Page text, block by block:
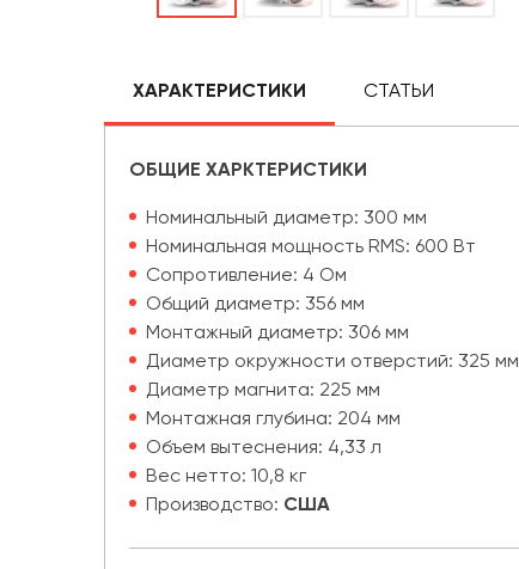
ХАРАКТЕРИСТИКИ СТАТЬИ
ОБЩИЕ ХАРКТЕРИСТИКИ
Номинальный диаметр: 300 мм
Номинальная мощность RMS: 600 Вт
Сопротивление: 4 Ом
Общий диаметр: 356 мм
Монтажный диаметр: 306 мм
Диаметр окружности отверстий: 325 мм
Диаметр магнита: 225 мм
Монтажная глубина: 204 мм
Объем вытеснения: 4,33 л
Вес нетто: 10,8 кг
Производство: США